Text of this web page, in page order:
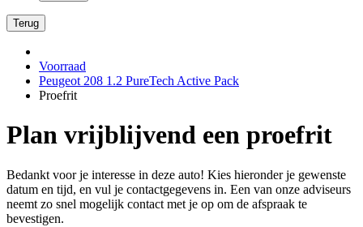
Terug
Voorraad
Peugeot 208 1.2 PureTech Active Pack
Proefrit
Plan vrijblijvend een proefrit
Bedankt voor je interesse in deze auto! Kies hieronder je gewenste
datum en tijd, en vul je contactgegevens in. Een van onze adviseurs
neemt zo snel mogelijk contact met je op om de afspraak te
bevestigen.